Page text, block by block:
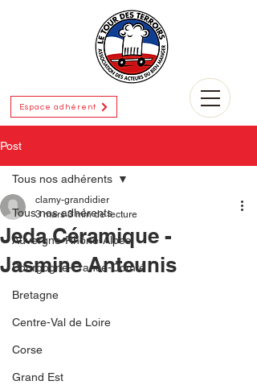
Espace adhérent
Post
Tous nos adhérents
Auvergne-Rhône-Alpes
Bourgogne-France-Comté
Bretagne
Centre-Val de Loire
Corse
Grand Est
Tous nos adhérents
Jeda Céramique -
Jasmine Anteunis
clamy-grandidier
3 mars 3 min de lecture